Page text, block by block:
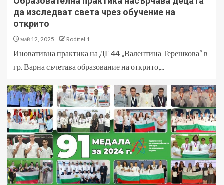
да изследват света чрез обучение на
открито
май 12, 2025 Roditel 1
Иновативна практика на ДГ 44 „Валентина Терешкова“ в
гр. Варна съчетава образование на открито,...